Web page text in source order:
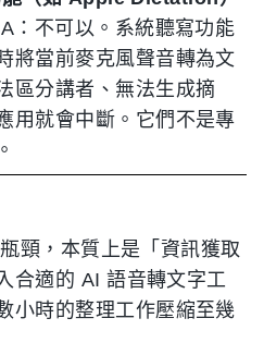
A：不可以。系統聽寫功能
將當前麥克風聲音轉為文
區分講者、無法生成摘
用就會中斷。它們不是專
頸，本質上是「資訊獲取
合適的 AI 語音轉文字工
小時的整理工作壓縮至幾